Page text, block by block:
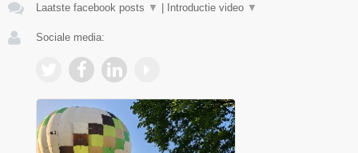
Laatste facebook posts ▼ | Introductie video ▼
Sociale media: